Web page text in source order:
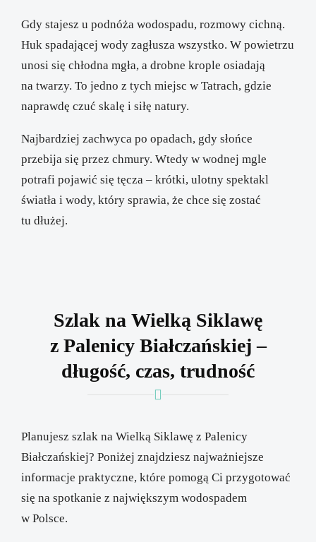
Gdy stajesz u podnóża wodospadu, rozmowy cichną.
Huk spadającej wody zagłusza wszystko. W powietrzu
unosi się chłodna mgła, a drobne krople osiadają
na twarzy. To jedno z tych miejsc w Tatrach, gdzie
naprawdę czuć skalę i siłę natury.
Najbardziej zachwyca po opadach, gdy słońce
przebija się przez chmury. Wtedy w wodnej mgle
potrafi pojawić się tęcza – krótki, ulotny spektakl
światła i wody, który sprawia, że chce się zostać
tu dłużej.
Szlak na Wielką Siklawę
z Palenicy Białczańskiej –
długość, czas, trudność
Planujesz szlak na Wielką Siklawę z Palenicy
Białczańskiej? Poniżej znajdziesz najważniejsze
informacje praktyczne, które pomogą Ci przygotować
się na spotkanie z największym wodospadem
w Polsce.